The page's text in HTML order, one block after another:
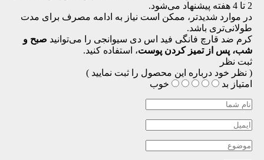
2 تا 4 هفته پیشنهاد می‌شود.
در موارد شدیدتر، ممکن است نیاز به ادامه مصرف برای مدت
طولانی‌تری باشد.
کرم ضد قارچ فانگی فید اس دی سیوانجی را می‌توانید صبح و
شب، پس از تمیز کردن پوست، استفاده کنید.
ثبت نظر
( نظر خود درباره این محصول را ثبت نمایید )
امتیاز بد خوب